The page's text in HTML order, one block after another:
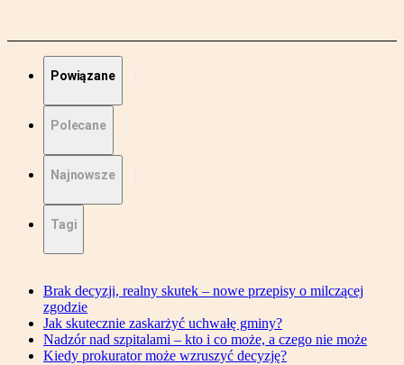
Powiązane
Polecane
Najnowsze
Tagi
Brak decyzji, realny skutek – nowe przepisy o milczącej
zgodzie
Jak skutecznie zaskarżyć uchwałę gminy?
Nadzór nad szpitalami – kto i co może, a czego nie może
Kiedy prokurator może wzruszyć decyzję?